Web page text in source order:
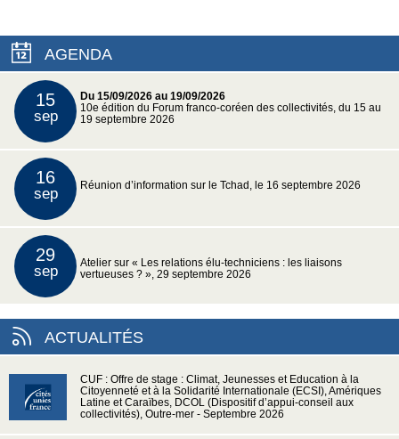
AGENDA
15
sep
Du 15/09/2026 au 19/09/2026
10e édition du Forum franco-coréen des collectivités, du 15 au
19 septembre 2026
16
sep Réunion d’information sur le Tchad, le 16 septembre 2026
29
sep
Atelier sur « Les relations élu-techniciens : les liaisons
vertueuses ? », 29 septembre 2026
ACTUALITÉS
CUF : Offre de stage : Climat, Jeunesses et Education à la
Citoyenneté et à la Solidarité Internationale (ECSI), Amériques
Latine et Caraïbes, DCOL (Dispositif d’appui-conseil aux
collectivités), Outre-mer - Septembre 2026